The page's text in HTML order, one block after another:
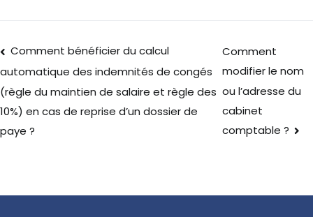
Comment bénéficier du calcul
automatique des indemnités de congés
(règle du maintien de salaire et règle des
10%) en cas de reprise d’un dossier de
paye ?
Comment
modifier le nom
ou l’adresse du
cabinet
comptable ?